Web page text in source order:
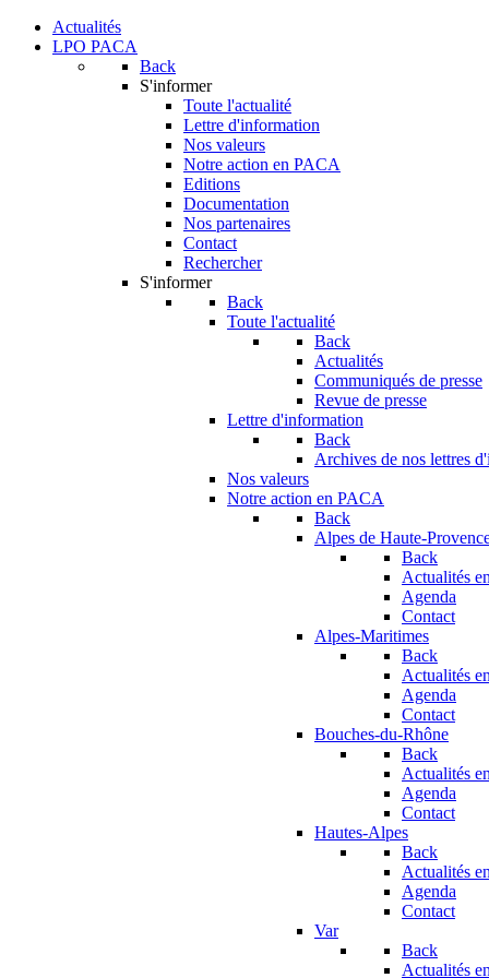
Actualités
LPO PACA
Back
S'informer
Toute l'actualité
Lettre d'information
Nos valeurs
Notre action en PACA
Editions
Documentation
Nos partenaires
Contact
Rechercher
S'informer
Back
Toute l'actualité
Back
Actualités
Communiqués de presse
Revue de presse
Lettre d'information
Back
Archives de nos lettres
Nos valeurs
Notre action en PACA
Back
Alpes de Haute-
Back
Actualités
Agenda
Contact
Alpes-Maritimes
Back
Actualités
Agenda
Contact
Bouches-du-Rhône
Back
Actualités
Agenda
Contact
Hautes-Alpes
Back
Actualités
Agenda
Contact
Var
Back
Actualités